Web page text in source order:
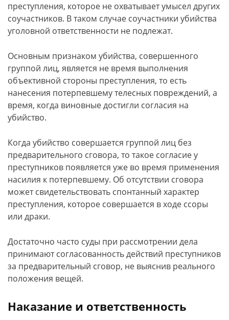
преступления, которое не охватывает умысел других
соучастников. В таком случае соучастники убийства
уголовной ответственности не подлежат.
Основным признаком убийства, совершенного
группой лиц, является не время выполнения
объективной стороны преступления, то есть
нанесения потерпевшему телесных повреждений, а
время, когда виновные достигли согласия на
убийство.
Когда убийство совершается группой лиц без
предварительного сговора, то такое согласие у
преступников появляется уже во время применения
насилия к потерпевшему. Об отсутствии сговора
может свидетельствовать спонтанный характер
преступления, которое совершается в ходе ссоры
или драки.
Достаточно часто суды при рассмотрении дела
принимают согласованность действий преступников
за предварительный сговор, не выяснив реального
положения вещей.
Наказание и ответственность